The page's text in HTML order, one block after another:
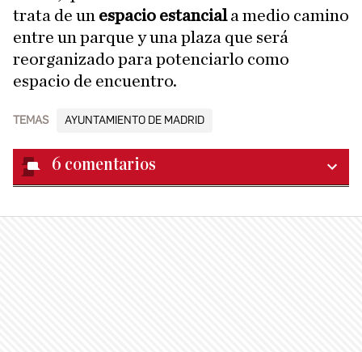
trata de un espacio estanciala medio camino
entre un parque y una plaza que será
reorganizado para potenciarlo como
espacio de encuentro.
TEMAS AYUNTAMIENTO DE MADRID
6 comentarios